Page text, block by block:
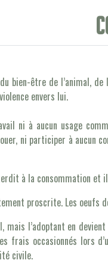
bien-être de l’animal,
envers lui.
ni à aucun usage
ni participer à
à la consommation
proscrite. Les oeufs
mais l’adoptant en
frais occasionnés lors
civile.